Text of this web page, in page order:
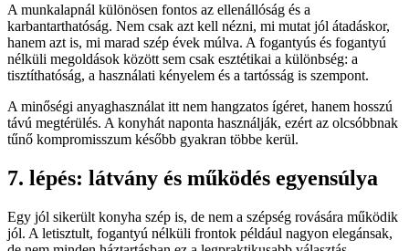
A munkalapnál különösen fontos az ellenállóság és a
karbantarthatóság. Nem csak azt kell nézni, mi mutat jól átadáskor,
hanem azt is, mi marad szép évek múlva. A fogantyús és fogantyú
nélküli megoldások között sem csak esztétikai a különbség: a
tisztíthatóság, a használati kényelem és a tartósság is szempont.
A minőségi anyaghasználat itt nem hangzatos ígéret, hanem hosszú
távú megtérülés. A konyhát naponta használják, ezért az olcsóbbnak
tűnő kompromisszum később gyakran többe kerül.
7. lépés: látvány és működés egyensúlya
Egy jól sikerült konyha szép is, de nem a szépség rovására működik
jól. A letisztult, fogantyú nélküli frontok például nagyon elegánsak,